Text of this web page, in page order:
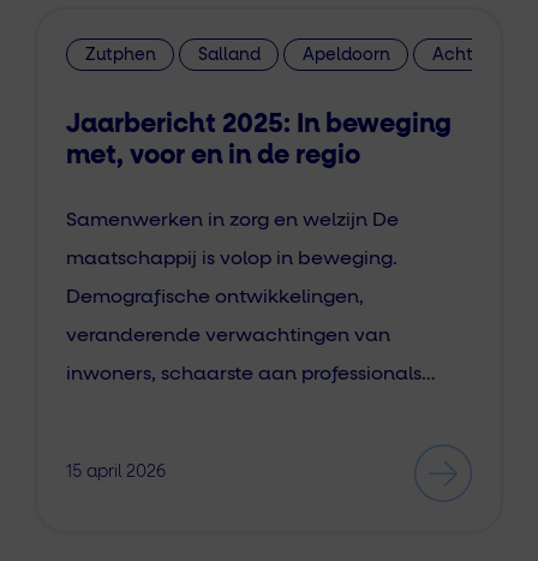
Zutphen Salland Apeldoorn Achterhoek
Jaarbericht 2025: In beweging
met, voor en in de regio
Samenwerken in zorg en welzijn De
maatschappij is volop in beweging.
Demografische ontwikkelingen,
veranderende verwachtingen van
inwoners, schaarste aan professionals…
15 april 2026